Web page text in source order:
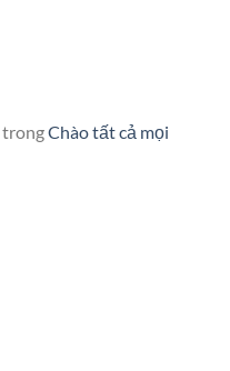
trongChào tất cả mọi